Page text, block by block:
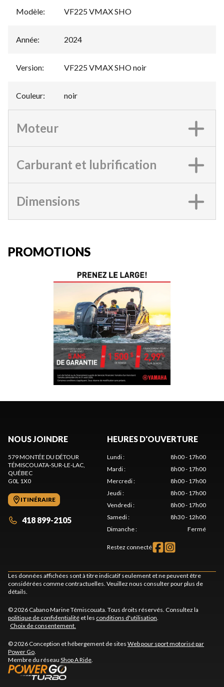
Modèle: VF225 VMAX SHO
Année: 2024
Version: VF225 VMAX SHO noir
Couleur: noir
Moteur
Carburant et lubrification
Dimensions
PROMOTIONS
NOUS JOINDRE
579 MONTÉE DU DÉTOUR
TÉMISCOUATA-SUR-LE-LAC,
QUÉBEC
G0L 1X0
ITINÉRAIRE
418 899-2105
HEURES D'OUVERTURE
Lundi:
8h00 - 17h00
Mardi:
8h00 - 17h00
Mercredi:
8h00 - 17h00
Jeudi:
8h00 - 17h00
Vendredi:
8h00 - 17h00
Samedi:
8h30 - 12h00
Dimanche: Fermé
Restez connecté
Les données affichées sont à titre indicatif seulement et ne peuvent être
considérées comme contractuelles. Veuillez nous consulter pour plus de
détails.
© 2026 Cabano Marine Témiscouata. Tous droits réservés. Consultez la
politique de confidentialité et les conditions d'utilisation.
Choix de consentement.
© 2026 Conception et hébergement de sites Web pour sport motorisé par
Power Go.
Membre du réseau Shop A Ride.